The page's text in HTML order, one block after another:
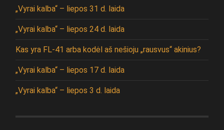
„Vyrai kalba“ – liepos 31 d. laida
„Vyrai kalba“ – liepos 24 d. laida
Kas yra FL-41 arba kodėl aš nešioju „rausvus“ akinius?
„Vyrai kalba“ – liepos 17 d. laida
„Vyrai kalba“ – liepos 3 d. laida